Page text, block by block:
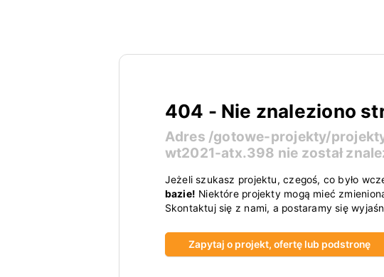
404 - Nie znaleziono
Adres /gotowe-projekty/
wt2021-atx.398 nie został
Jeżeli szukasz projektu, czegoś, co było
bazie! Niektóre projekty mogą mieć
Skontaktuj się z nami, a postaramy się
Zapytaj o projekt, ofertę lub podstronę